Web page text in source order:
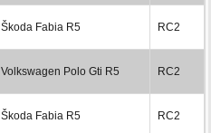
Škoda Fabia R5 RC2
Volkswagen Polo Gti R5 RC2
Škoda Fabia R5 RC2